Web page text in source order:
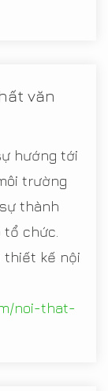
văn
hướng tới
trường
thành
tổ chức.
thiết kế nội
noi-that-